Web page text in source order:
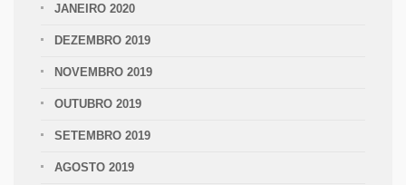
JANEIRO 2020
DEZEMBRO 2019
NOVEMBRO 2019
OUTUBRO 2019
SETEMBRO 2019
AGOSTO 2019